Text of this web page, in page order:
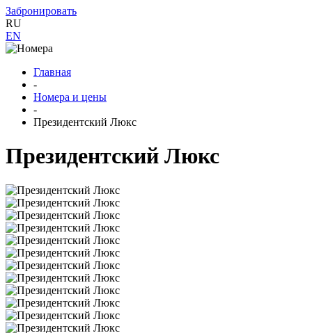
Забронировать
RU
EN
Главная
-
Номера и цены
-
Президентский Люкс
Президентский Люкс